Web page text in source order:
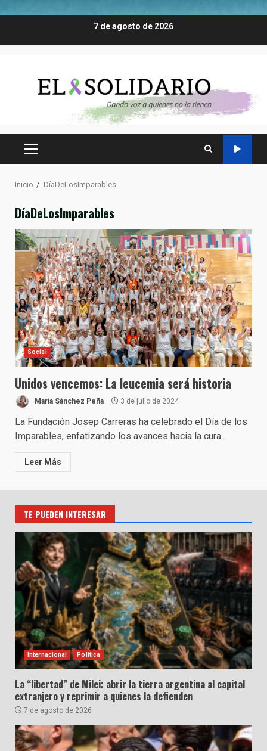
7 de agosto de 2026
MENÚ
Inicio DíaDeLosImparables
DíaDeLosImparables
Social
Unidos vencemos: La leucemia será historia
Maria Sánchez Peña 3 de julio de 2024
La Fundación Josep Carreras ha celebrado el Día de los
Imparables, enfatizando los avances hacia la cura...
Leer Más
TE PUEDEN INTERESAR
Internacional Política
La “libertad” de Milei: abrir la tierra argentina al capital
extranjero y reprimir a quienes la defienden
7 de agosto de 2026